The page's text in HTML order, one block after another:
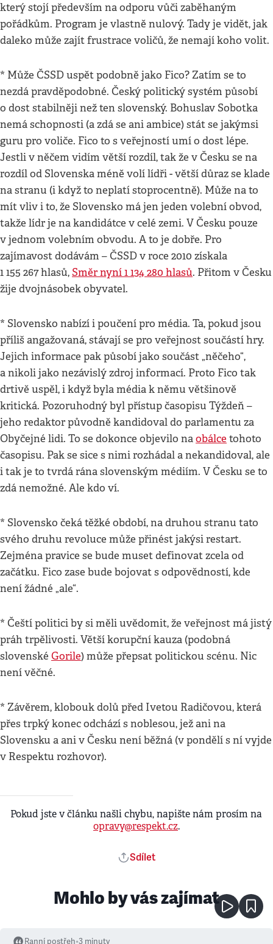
který stojí především na odporu vůči zaběhaným
pořádkům. Program je vlastně nulový. Tady je vidět, jak
daleko může zajít frustrace voličů, že nemají koho volit.
* Může ČSSD uspět podobně jako Fico? Zatím se to
nezdá pravděpodobné. Český politický systém působí
o dost stabilněji než ten slovenský. Bohuslav Sobotka
nemá schopnosti (a zdá se ani ambice) stát se jakýmsi
guru pro voliče. Fico to s veřejností umí o dost lépe.
Jestli v něčem vidím větší rozdíl, tak že v Česku se na
rozdíl od Slovenska méně volí lídři - větší důraz se klade
na stranu (i když to neplatí stoprocentně). Může na to
mít vliv i to, že Slovensko má jen jeden volební obvod,
takže lídr je na kandidátce v celé zemi. V Česku pouze
v jednom volebním obvodu. A to je dobře. Pro
zajímavost dodávám – ČSSD v roce 2010 získala
1 155 267 hlasů, Směr nyní 1 134 280 hlasů. Přitom v Česku
žije dvojnásobek obyvatel.
* Slovensko nabízí i poučení pro média. Ta, pokud jsou
příliš angažovaná, stávají se pro veřejnost součástí hry.
Jejich informace pak působí jako součást „něčeho“,
a nikoli jako nezávislý zdroj informací. Proto Fico tak
drtivě uspěl, i když byla média k němu většinově
kritická. Pozoruhodný byl přístup časopisu Týždeň –
jeho redaktor původně kandidoval do parlamentu za
Obyčejné lidi. To se dokonce objevilo naobálce tohoto
časopisu. Pak se sice s nimi rozhádal a nekandidoval, ale
i tak je to tvrdá rána slovenským médiím. V Česku se to
zdá nemožné. Ale kdo ví.
* Slovensko čeká těžké období, na druhou stranu tato
svého druhu revoluce může přinést jakýsi restart.
Zejména pravice se bude muset definovat zcela od
začátku. Fico zase bude bojovat s odpovědností, kde
není žádné „ale“.
* Čeští politici by si měli uvědomit, že veřejnost má jistý
práh trpělivosti. Větší korupční kauza (podobná
slovenské Gorile) může přepsat politickou scénu. Nic
není věčné.
* Závěrem, klobouk dolů před Ivetou Radičovou, která
přes trpký konec odchází s noblesou, jež ani na
Slovensku a ani v Česku není běžná (v pondělí s ní vyjde
v Respektu rozhovor).
Pokud jste v článku našli chybu, napište nám prosím na
opravy@respekt.cz.
Sdílet
Mohlo by vás zajímat
Ranní postřeh•3 minuty